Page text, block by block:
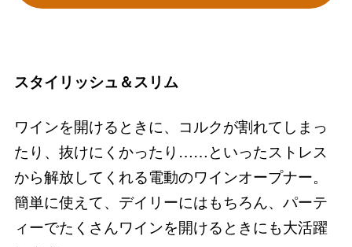
スタイリッシュ＆スリム
ワインを開けるときに、コルクが割れてしまっ
たり、抜けにくかったり……といったストレス
から解放してくれる電動のワインオープナー。
簡単に使えて、デイリーにはもちろん、パーテ
ィーでたくさんワインを開けるときにも大活躍